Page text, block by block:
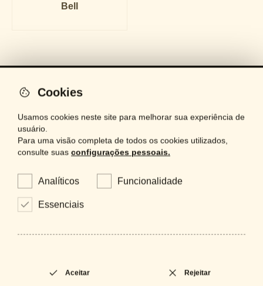
Bell
iluminação
espelhos
projetos
bespoke
Cookies
Usamos cookies neste site para melhorar sua experiência de
usuário.
Para uma visão completa de todos os cookies utilizados,
consulte suas configurações pessoais.
Analíticos Funcionalidade
Essenciais
Aceitar Rejeitar